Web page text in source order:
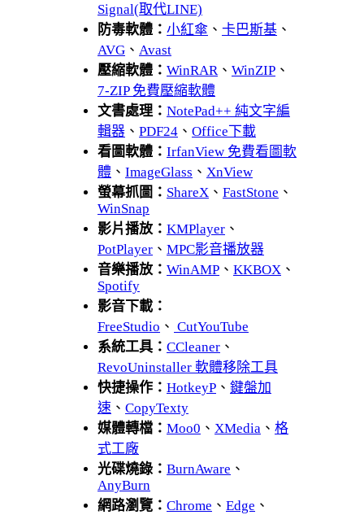
Signal(取代LINE)
防毒軟體： 小紅傘 、 卡巴斯基 、
AVG 、 Avast
壓縮軟體： WinRAR、 WinZIP 、
7-ZIP 免費壓縮軟體
文書處理： NotePad++ 純文字編
輯器 、 PDF24 、 Office下載
看圖軟體： IrfanView 免費看圖軟
體 、 ImageGlass 、 XnView
螢幕抓圖： ShareX 、 FastStone 、
WinSnap
影片播放： KMPlayer 、
PotPlayer 、 MPC影音播放器
音樂播放： WinAMP 、 KKBOX 、
Spotify
影音下載：
FreeStudio 、 CutYouTube
系統工具： CCleaner 、
RevoUninstaller 軟體移除工具
快捷操作： HotkeyP 、 鍵盤加
速 、 CopyTexty
媒體轉檔： Moo0 、 XMedia 、 格
式工廠
光碟燒錄： BurnAware 、
AnyBurn
網路瀏覽： Chrome 、 Edge 、